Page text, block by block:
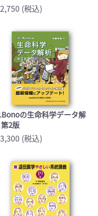
(税込)
の生命科学データ解
2版
(税込)